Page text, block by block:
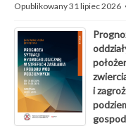
Opublikowany 31 lipiec 2026
i